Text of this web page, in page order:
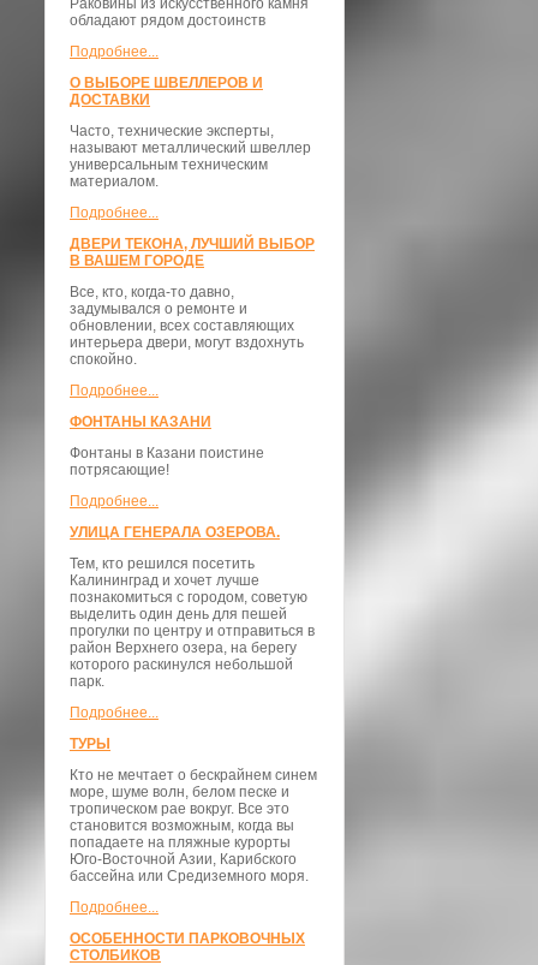
Раковины из искусственного камня
обладают рядом достоинств
Подробнее...
О ВЫБОРЕ ШВЕЛЛЕРОВ И
ДОСТАВКИ
​Часто, технические эксперты,
называют металлический швеллер
универсальным техническим
материалом.
Подробнее...
ДВЕРИ ТЕКОНА, ЛУЧШИЙ ВЫБОР
В ВАШЕМ ГОРОДЕ
Все, кто, когда-то давно,
задумывался о ремонте и
обновлении, всех составляющих
интерьера двери, могут вздохнуть
спокойно.
Подробнее...
ФОНТАНЫ КАЗАНИ
Фонтаны в Казани поистине
потрясающие!
Подробнее...
УЛИЦА ГЕНЕРАЛА ОЗЕРОВА.
Тем, кто решился посетить
Калининград и хочет лучше
познакомиться с городом, советую
выделить один день для пешей
прогулки по центру и отправиться в
район Верхнего озера, на берегу
которого раскинулся небольшой
парк.
Подробнее...
ТУРЫ
Кто не мечтает о бескрайнем синем
море, шуме волн, белом песке и
тропическом рае вокруг. Все это
становится возможным, когда вы
попадаете на пляжные курорты
Юго-Восточной Азии, Карибского
бассейна или Средиземного моря.
Подробнее...
ОСОБЕННОСТИ ПАРКОВОЧНЫХ
СТОЛБИКОВ